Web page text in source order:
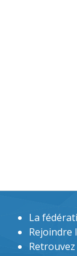
La
Rejoindre